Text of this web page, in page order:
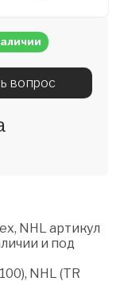
вопрос
NHL артикул
и под
NHL (TR